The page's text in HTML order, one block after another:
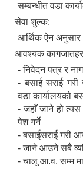
सम्बन्धीत वडा
सेवा शुल्क:
आर्थिक ऐन अनुसार
आवश्यक
- निवेदन पत्र र
- बसाई सराई गरी
वडा कार्यालयको
- जहाँ जाने हो त्यस
पेश गर्ने
- बसाईसराई गरी
- जाने आउने सबै
- चालू आ.व. सम्म